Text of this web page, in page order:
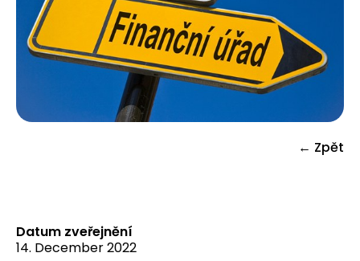
← Zpět
Datum zveřejnění
14. December 2022